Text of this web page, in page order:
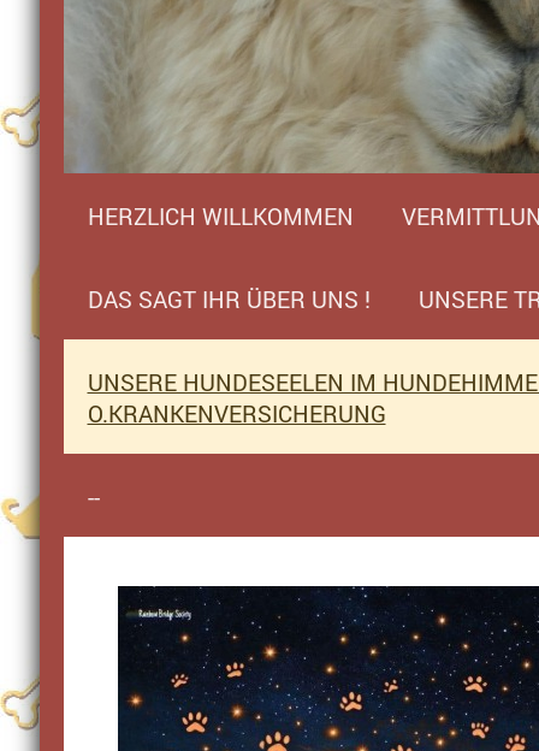
HERZLICH WILLKOMMEN
DAS SAGT IHR ÜBER UNS ! UNSERE
UNSERE HUNDESEELEN IM
O.KRANKENVERSICHERUNG
--